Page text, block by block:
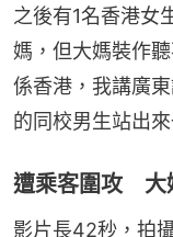
之後有1名香港女
媽，但大媽裝作
係香港，我講廣
的同校男生站出
遭乘客圍攻 大
影片長42秒，拍